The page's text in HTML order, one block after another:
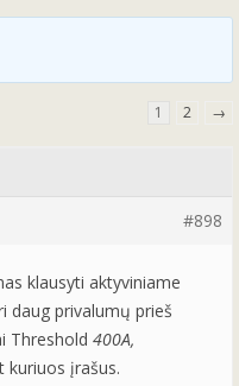
1 2 →
#898
klausyti aktyviniame
daug privalumų prieš
Threshold 400A,
kuriuos įrašus.